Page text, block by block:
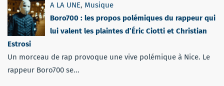
A LA UNE, Musique
Boro700 : les propos polémiques du rappeur qui
lui valent les plaintes d’Éric Ciotti et Christian
Estrosi
Un morceau de rap provoque une vive polémique à Nice. Le
rappeur Boro700 se...